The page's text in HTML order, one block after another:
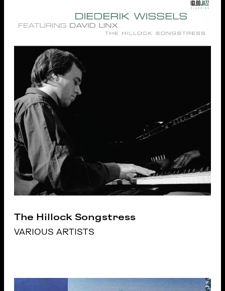
The Hillock Songstress
VARIOUS ARTISTS